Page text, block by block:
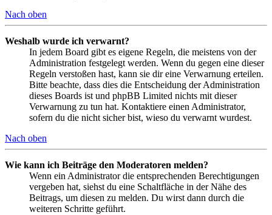
Nach oben
Weshalb wurde ich verwarnt?
In jedem Board gibt es eigene Regeln, die meistens von der
Administration festgelegt werden. Wenn du gegen eine dieser
Regeln verstoßen hast, kann sie dir eine Verwarnung erteilen.
Bitte beachte, dass dies die Entscheidung der Administration
dieses Boards ist und phpBB Limited nichts mit dieser
Verwarnung zu tun hat. Kontaktiere einen Administrator,
sofern du die nicht sicher bist, wieso du verwarnt wurdest.
Nach oben
Wie kann ich Beiträge den Moderatoren melden?
Wenn ein Administrator die entsprechenden Berechtigungen
vergeben hat, siehst du eine Schaltfläche in der Nähe des
Beitrags, um diesen zu melden. Du wirst dann durch die
weiteren Schritte geführt.